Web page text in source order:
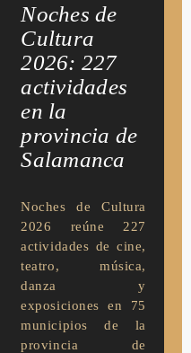
Noches de
Cultura
2026: 227
actividades
en la
provincia de
Salamanca
Noches de Cultura
2026 reúne 227
actividades de cine,
teatro, música,
danza y
exposiciones en 75
municipios de la
provincia de